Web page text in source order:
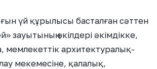
үй құрылысы басталған сәттен
зауытының өкілдері әкімдікке,
мемлекеттік архитектуралық-
мекемесіне, қалалық,